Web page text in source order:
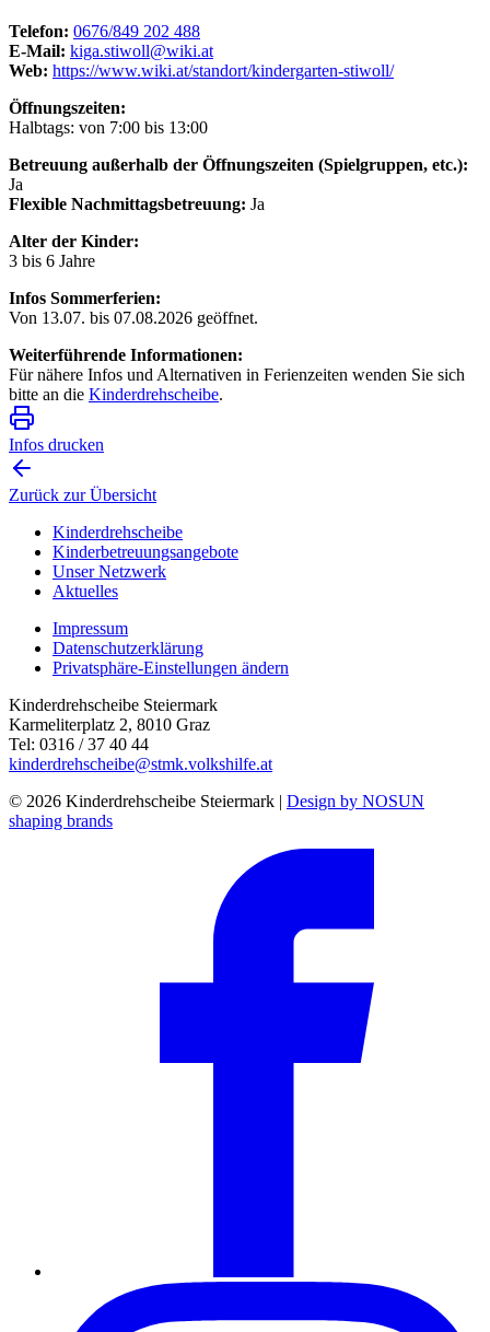
Telefon: 0676/849 202 488
E-Mail: kiga.stiwoll@wiki.at
Web: https://www.wiki.at/standort/kindergarten-stiwoll/
Öffnungszeiten:
Halbtags: von 7:00 bis 13:00
Betreuung außerhalb der Öffnungszeiten (Spielgruppen, etc.):
Ja
Flexible Nachmittagsbetreuung: Ja
Alter der Kinder:
3 bis 6 Jahre
Infos Sommerferien:
Von 13.07. bis 07.08.2026 geöffnet.
Weiterführende Informationen:
Für nähere Infos und Alternativen in Ferienzeiten wenden Sie sich
bitte an die Kinderdrehscheibe.
Infos drucken
Zurück zur Übersicht
Kinderdrehscheibe
Kinderbetreuungs­angebote
Unser Netzwerk
Aktuelles
Impressum
Datenschutzerklärung
Privatsphäre-Einstellungen ändern
Kinderdrehscheibe Steiermark
Karmeliterplatz 2, 8010 Graz
Tel: 0316 / 37 40 44
kinderdrehscheibe@stmk.volkshilfe.at
© 2026 Kinderdrehscheibe Steiermark | Design by NOSUN
shaping brands